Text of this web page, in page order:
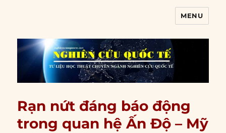
MENU
Rạn nứt đáng báo động
trong quan hệ Ấn Độ – Mỹ